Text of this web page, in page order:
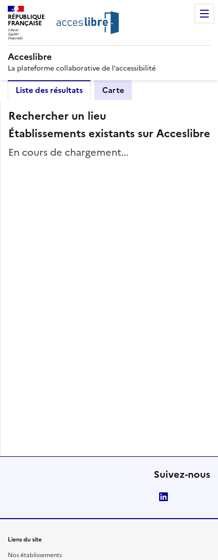
RÉPUBLIQUE
FRANÇAISE
Acceslibre
La plateforme collaborative de l’accessibilité
Liste des résultats Carte
Rechercher un lieu
Établissements existants sur Acceslibre
En cours de chargement...
Suivez-nous
Liens du site
Nos établissements